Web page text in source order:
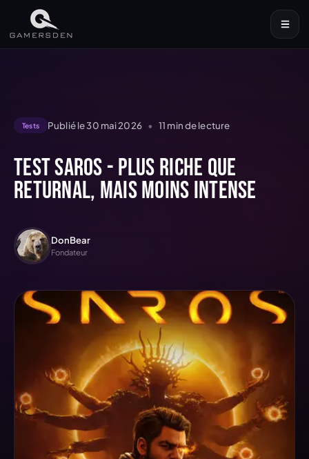
Tests Publié le30 mai 2026 • 11 min de lecture
Test Saros - Plus riche que
Returnal, mais moins intense
DonBear
Fondateur